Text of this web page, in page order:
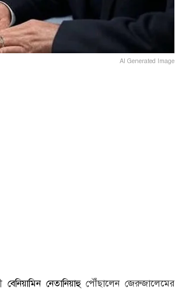
AI Generated Image
বেনিয়ামিন নেতানিয়াহুপৌঁছালেন জেরুজালেমের